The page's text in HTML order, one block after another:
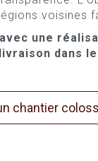
voisines
une
dans
chantier